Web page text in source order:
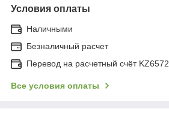
Условия оплаты
Наличными
Безналичный расчет
Перевод на расчетный счёт
Все условия оплаты